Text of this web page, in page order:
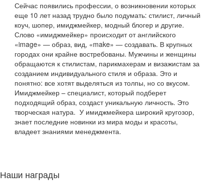
Сейчас появились профессии, о возникновении которых
еще 10 лет назад трудно было подумать: стилист, личный
коуч, шопер, имиджмейкер, модный блогер и другие.
Слово «имиджмейкер» происходит от английского
«image» — образ, вид, «make» — создавать. В крупных
городах они крайне востребованы. Мужчины и женщины
обращаются к стилистам, парикмахерам и визажистам за
созданием индивидуального стиля и образа. Это и
понятно: все хотят выделяться из толпы, но со вкусом.
Имиджмейкер – специалист, который подберет
подходящий образ, создаст уникальную личность. Это
творческая натура. У имиджмейкера широкий кругозор,
знает последние новинки из мира моды и красоты,
владеет знаниями менеджмента.
Наши награды